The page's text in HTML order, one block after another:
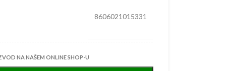
8606021015331
NA NAŠEM ONLINE SHOP-U